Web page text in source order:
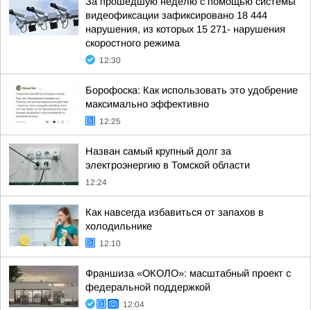
видеофиксации зафиксировано 18 444
нарушения, из которых 15 271- нарушения
скоростного режима
12:30
Борофоска: Как использовать это удобрение
максимально эффективно
12:25
Назван самый крупный долг за
электроэнергию в Томской области
12:24
Как навсегда избавиться от запахов в
холодильнике
12:10
Франшиза «ОКОЛО»: масштабный проект с
федеральной поддержкой
12:04